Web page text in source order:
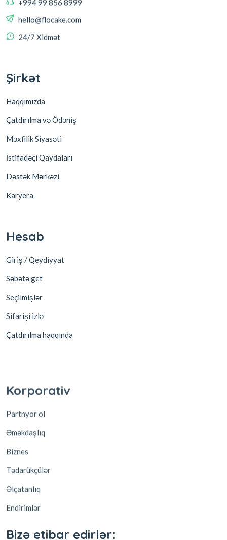
hello@flocake.com
24/7 Xidmət
Şirkət
Haqqımızda
Çatdırılma və Ödəniş
Məxfilik Siyasəti
İstifadəçi Qaydaları
Dəstək Mərkəzi
Karyera
Hesab
Giriş / Qeydiyyat
Səbətə get
Seçilmişlər
Sifarişi izlə
Çatdırılma haqqında
Partnyor ol
Əməkdaşlıq
Biznes
Tədarükçülər
Əlçatanlıq
Endirimlər
Bizə etibar edirlər: